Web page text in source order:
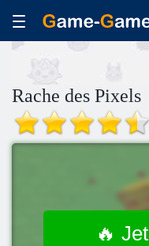
Rache des Pixels
🔥